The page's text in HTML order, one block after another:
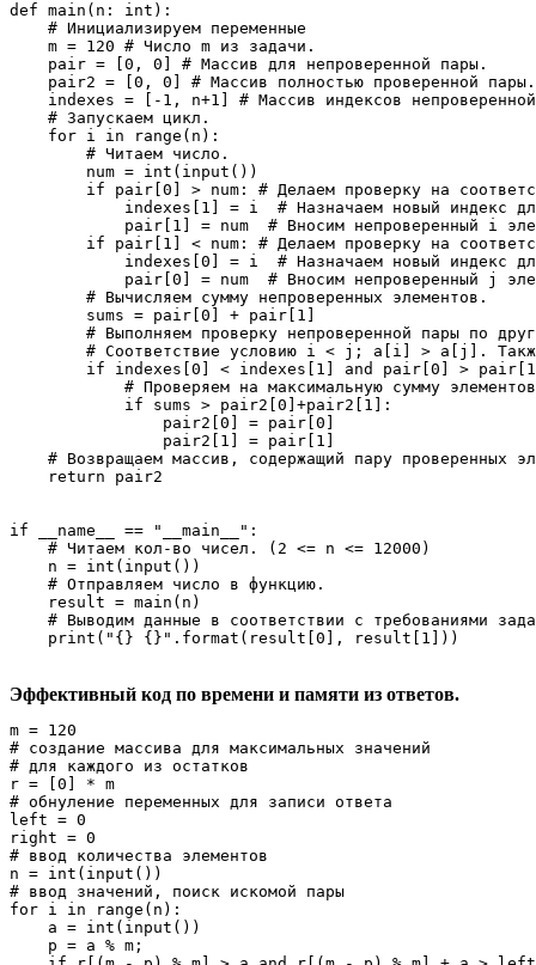
def main(n: int):
    # Инициализируем переменные
    m = 120 # Число m из задачи.
    pair = [0, 0] # Массив для непроверенной пары.
    pair2 = [0, 0] # Массив полностью проверенной пары.
indexes = [-1, n+1] # Массив индексов
    # Запускаем цикл.
    for i in range(n):
        # Читаем число.
        num = int(input())
if pair[0] > num: # Делаем проверку на
indexes[1] = i  # Назначаем новый индекс
pair[1] = num  # Вносим непроверенный i
if pair[1] < num: # Делаем проверку на
indexes[0] = i  # Назначаем новый индекс
pair[0] = num  # Вносим непроверенный j
        # Вычисляем сумму непроверенных элементов.
        sums = pair[0] + pair[1]
# Выполняем проверку непроверенной пары по
# Соответствие условию i < j; a[i] > a[j].
if indexes[0] < indexes[1] and pair[0] >
# Проверяем на максимальную сумму
            if sums > pair2[0]+pair2[1]:
                pair2[0] = pair[0]
                pair2[1] = pair[1]
# Возвращаем массив, содержащий пару проверенных
    return pair2
if __name__ == "__main__":
    # Читаем кол-во чисел. (2 <= n <= 12000)
    n = int(input())
    # Отправляем число в функцию.
    result = main(n)
# Выводим данные в соответствии с требованиями
    print("{} {}".format(result[0], result[1]))
Эффективный код по времени и памяти из ответов.
m = 120
# создание массива для максимальных значений
# для каждого из остатков
r = [0] * m
# обнуление переменных для записи ответа
left = 0
right = 0
# ввод количества элементов
n = int(input())
# ввод значений, поиск искомой пары
for i in range(n):
    a = int(input())
    p = a % m;